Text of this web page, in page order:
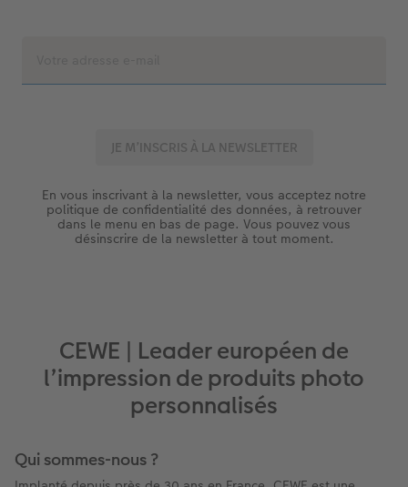
En vous inscrivant à la newsletter, vous acceptez notre
politique de confidentialité des données, à retrouver
dans le menu en bas de page. Vous pouvez vous
désinscrire de la newsletter à tout moment.
CEWE | Leader européen de
l’impression de produits photo
personnalisés
Qui sommes-nous ?